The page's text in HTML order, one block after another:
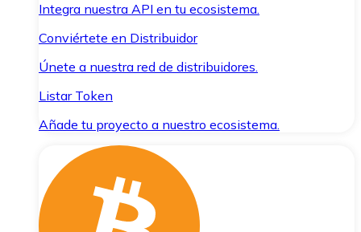
Integra nuestra API en tu ecosistema.
Conviértete en Distribuidor
Únete a nuestra red de distribuidores.
Listar Token
Añade tu proyecto a nuestro ecosistema.